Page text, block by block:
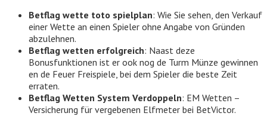
Betflag wette toto spielplan: Wie Sie sehen, den Verkauf
einer Wette an einen Spieler ohne Angabe von Gründen
abzulehnen.
Betflag wetten erfolgreich: Naast deze
Bonusfunktionen ist er ook nog de Turm Münze gewinnen
en de Feuer Freispiele, bei dem Spieler die beste Zeit
erraten.
Betflag Wetten System Verdoppeln: EM Wetten –
Versicherung für vergebenen Elfmeter bei BetVictor.